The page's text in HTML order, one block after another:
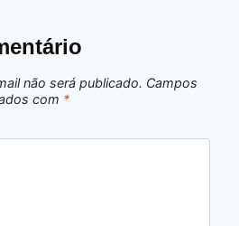
não será publicado. Campos
com *